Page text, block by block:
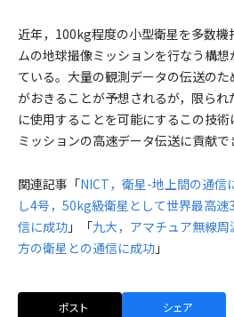
近年，100kg程度の小型衛星を多数機
ムの地球撮像ミッションを行なう構
ている。大量の観測データの伝送の
がおきることが予想されるが，限ら
に使用することを可能にするこの技
ミッションの高速データ伝送に貢献で
関連記事「NICT，衛星-地上間の通信
し4号，50kg級衛星として世界最高
信に成功 」「九大，アマチュア無線
方の衛星との通信に成功 」
ポスト シェア